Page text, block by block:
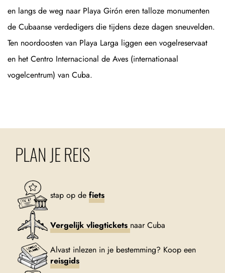
en langs de weg naar Playa Girón eren talloze monumenten
de Cubaanse verdedigers die tijdens deze dagen sneuvelden.
Ten noordoosten van Playa Larga liggen een vogelreservaat
en het Centro Internacional de Aves (internationaal
vogelcentrum) van Cuba.
PLAN JE REIS
stap op de fiets
Vergelijk vliegtickets naar Cuba
Alvast inlezen in je bestemming? Koop een
reisgids